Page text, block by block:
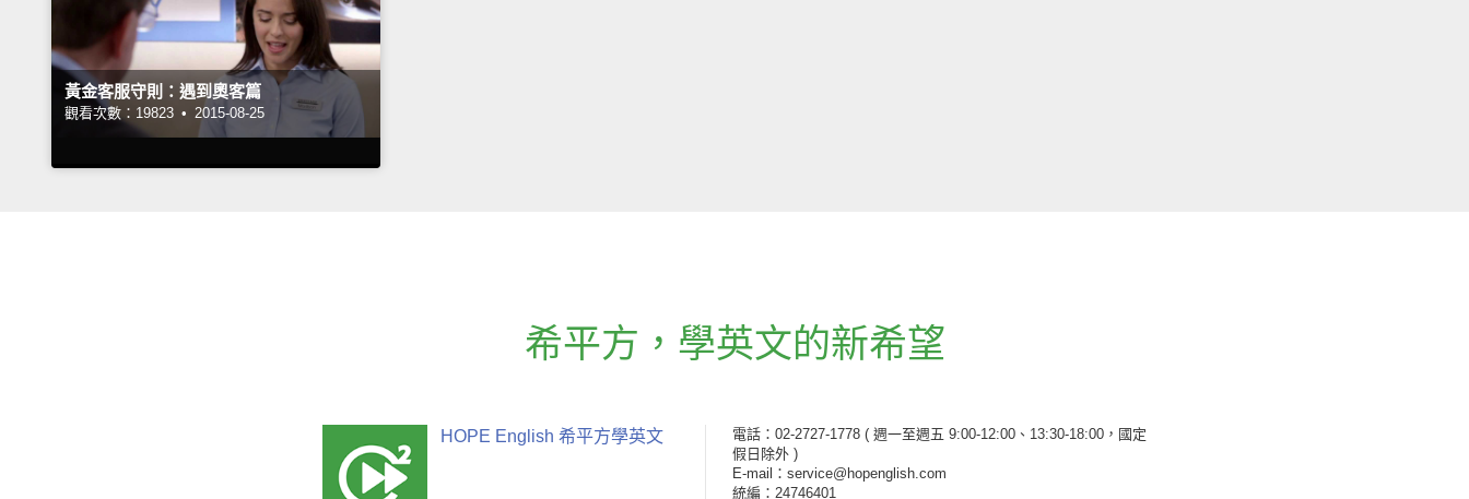
黃金客服守則：遇到奧客篇
觀看次數：19823 • 2015-08-25
希平方 ， 學英文的新希望
HOPE English 希平方學英文 電話：02-2727-1778 ( 週一至週五 9:00-12:00、13:30-18:00，國定
假日除外 )
E-mail：service@hopenglish.com
統編：24746401